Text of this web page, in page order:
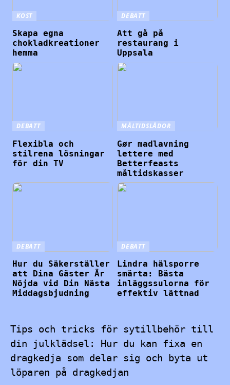
KOST
Skapa egna
chokladkreationer
hemma
DEBATT
Att gå på
restaurang i
Uppsala
DEBATT
Flexibla och
stilrena lösningar
för din TV
MÅLTIDSLÅDOR
Gør madlavning
lettere med
Betterfeasts
måltidskasser
DEBATT
Hur du Säkerställer
att Dina Gäster Är
Nöjda vid Din Nästa
Middagsbjudning
DEBATT
Lindra hälsporre
smärta: Bästa
inläggssulorna för
effektiv lättnad
Tips och tricks för sytillbehör till
din julklädsel: Hur du kan fixa en
dragkedja som delar sig och byta ut
löparen på dragkedjan